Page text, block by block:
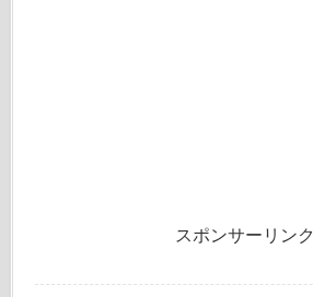
スポンサーリンク